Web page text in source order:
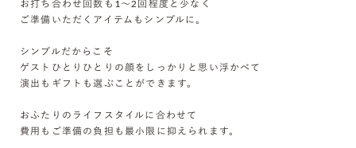
お打ち合わせ回数も1〜2回程度と少なく
ご準備いただくアイテムもシンプルに。
シンプルだからこそ
ゲストひとりひとりの顔をしっかりと思い浮かべて
演出もギフトも選ぶことができます。
おふたりのライフスタイルに合わせて
費用もご準備の負担も最小限に抑えられます。